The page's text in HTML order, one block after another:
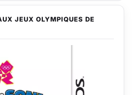
JEUX OLYMPIQUES DE